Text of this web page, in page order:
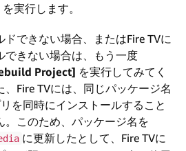
実行します。
ドできない場合、またはFire TVに
できない場合は、もう一度
Project] を実行してみてく
、Fire TVには、同じパッケージ名
を同時にインストールすること
。このため、パッケージ名を
に更新したとして、Fire TVに